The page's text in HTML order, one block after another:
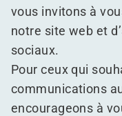
vous invitons à
notre site web et
sociaux.
Pour ceux qui
communications
encourageons à